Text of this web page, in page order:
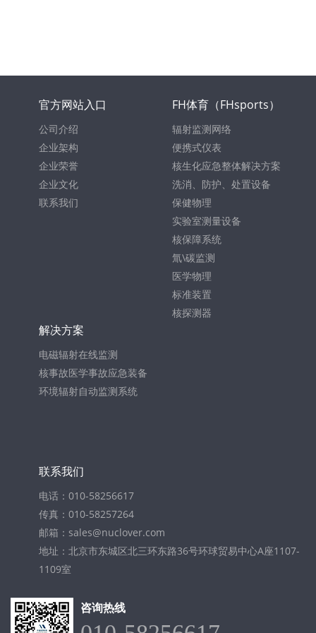
官方网站入口
公司介绍
企业架构
企业荣誉
企业文化
联系我们
FH体育（FHsports）
辐射监测网络
便携式仪表
核生化应急整体解决方案
洗消、防护、处置设备
保健物理
实验室测量设备
核保障系统
氚\碳监测
医学物理
标准装置
核探测器
解决方案
电磁辐射在线监测
核事故医学事故应急装备
环境辐射自动监测系统
联系我们
电话：010-58256617
传真：010-58257264
邮箱：sales@nuclover.com
地址：北京市东城区北三环东路36号环球贸易中心A座1107-
1109室
咨询热线